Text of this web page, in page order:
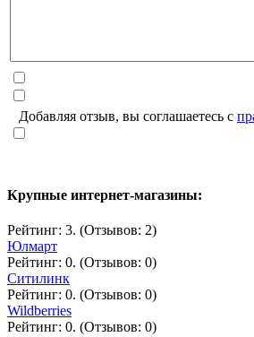
Добавляя отзыв, вы соглашаетесь с
Крупные интернет-магазины:
Рейтинг: 3. (Отзывов: 2)
Юлмарт
Рейтинг: 0. (Отзывов: 0)
Ситилинк
Рейтинг: 0. (Отзывов: 0)
Wildberries
Рейтинг: 0. (Отзывов: 0)